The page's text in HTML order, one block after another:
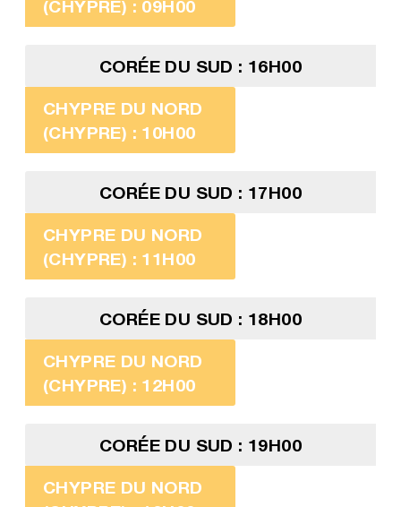
(CHYPRE) : 09H00
CORÉE DU SUD : 16H00
CHYPRE DU NORD
(CHYPRE) : 10H00
CORÉE DU SUD : 17H00
CHYPRE DU NORD
(CHYPRE) : 11H00
CORÉE DU SUD : 18H00
CHYPRE DU NORD
(CHYPRE) : 12H00
CORÉE DU SUD : 19H00
CHYPRE DU NORD